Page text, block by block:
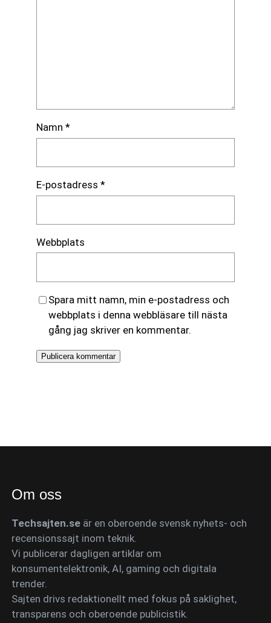
Namn *
E-postadress *
Webbplats
Spara mitt namn, min e-postadress och
webbplats i denna webbläsare till nästa
gång jag skriver en kommentar.
Om oss
Techsajten.se är en oberoende svensk nyhets- och
recensionssajt inom teknik.
Vi publicerar dagligen artiklar om
konsumentelektronik, AI, gaming och digitala
trender.
Sajten drivs redaktionellt med fokus på saklighet,
transparens och oberoende publicistik.